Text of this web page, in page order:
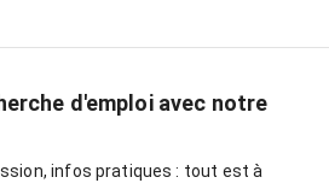
d'emploi avec notre
infos pratiques : tout est à